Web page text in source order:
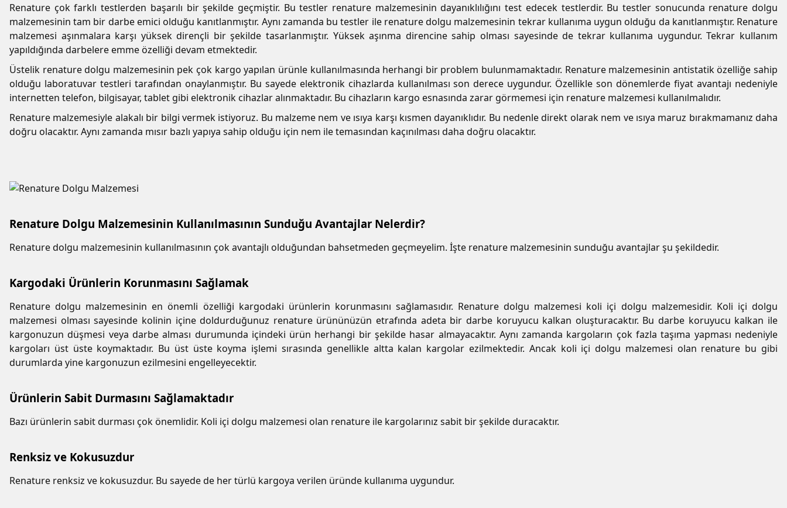
Renature çok farklı testlerden başarılı bir şekilde geçmiştir. Bu testler renature malzemesinin dayanıklılığını test edecek testlerdir. Bu testler sonucunda renature dolgu
malzemesinin tam bir darbe emici olduğu kanıtlanmıştır. Aynı zamanda bu testler ile renature dolgu malzemesinin tekrar kullanıma uygun olduğu da kanıtlanmıştır. Renature
malzemesi aşınmalara karşı yüksek dirençli bir şekilde tasarlanmıştır. Yüksek aşınma direncine sahip olması sayesinde de tekrar kullanıma uygundur. Tekrar kullanım
yapıldığında darbelere emme özelliği devam etmektedir.
Üstelik renature dolgu malzemesinin pek çok kargo yapılan ürünle kullanılmasında herhangi bir problem bulunmamaktadır. Renature malzemesinin antistatik özelliğe sahip
olduğu laboratuvar testleri tarafından onaylanmıştır. Bu sayede elektronik cihazlarda kullanılması son derece uygundur. Özellikle son dönemlerde fiyat avantajı nedeniyle
internetten telefon, bilgisayar, tablet gibi elektronik cihazlar alınmaktadır. Bu cihazların kargo esnasında zarar görmemesi için renature malzemesi kullanılmalıdır.
Renature malzemesiyle alakalı bir bilgi vermek istiyoruz. Bu malzeme nem ve ısıya karşı kısmen dayanıklıdır. Bu nedenle direkt olarak nem ve ısıya maruz bırakmamanız daha
doğru olacaktır. Aynı zamanda mısır bazlı yapıya sahip olduğu için nem ile temasından kaçınılması daha doğru olacaktır.
Renature Dolgu Malzemesinin Kullanılmasının Sunduğu Avantajlar Nelerdir?
Renature dolgu malzemesinin kullanılmasının çok avantajlı olduğundan bahsetmeden geçmeyelim. İşte renature malzemesinin sunduğu avantajlar şu şekildedir.
Kargodaki Ürünlerin Korunmasını Sağlamak
Renature dolgu malzemesinin en önemli özelliği kargodaki ürünlerin korunmasını sağlamasıdır. Renature dolgu malzemesi koli içi dolgu malzemesidir. Koli içi dolgu
malzemesi olması sayesinde kolinin içine doldurduğunuz renature ürününüzün etrafında adeta bir darbe koruyucu kalkan oluşturacaktır. Bu darbe koruyucu kalkan ile
kargonuzun düşmesi veya darbe alması durumunda içindeki ürün herhangi bir şekilde hasar almayacaktır. Aynı zamanda kargoların çok fazla taşıma yapması nedeniyle
kargoları üst üste koymaktadır. Bu üst üste koyma işlemi sırasında genellikle altta kalan kargolar ezilmektedir. Ancak koli içi dolgu malzemesi olan renature bu gibi
durumlarda yine kargonuzun ezilmesini engelleyecektir.
Ürünlerin Sabit Durmasını Sağlamaktadır
Bazı ürünlerin sabit durması çok önemlidir. Koli içi dolgu malzemesi olan renature ile kargolarınız sabit bir şekilde duracaktır.
Renksiz ve Kokusuzdur
Renature renksiz ve kokusuzdur. Bu sayede de her türlü kargoya verilen üründe kullanıma uygundur.